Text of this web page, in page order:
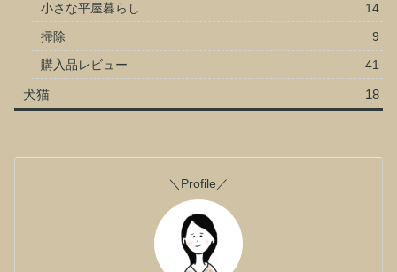
小さな平屋暮らし
14
掃除
9
購入品レビュー
41
犬猫 18
＼Profile／